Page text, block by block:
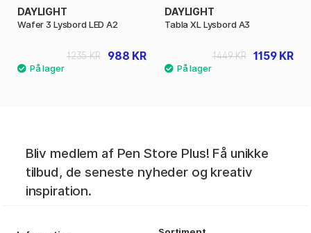
DAYLIGHT
Wafer 3 Lysbord LED A2
988 KR
1235 KR
DAYLIGHT
Tabla XL Lysbord A3
1159 KR
1449 KR
Bliv medlem af Pen Store Plus! Få unikke
tilbud, de seneste nyheder og kreativ
inspiration.